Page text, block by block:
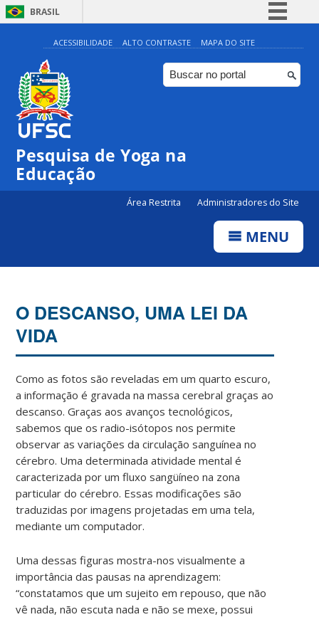
BRASIL
Simplifique!
Comunica BR
Participe
ACESSIBILIDADE ALTO CONTRASTE MAPA DO SITE
Pesquisa de Yoga na
Educação
Área Restrita Administradores do Site
MENU
O DESCANSO, UMA LEI DA
VIDA
Como as fotos são reveladas em um quarto escuro,
a informação é gravada na massa cerebral graças ao
descanso. Graças aos avanços tecnológicos,
sabemos que os radio-isótopos nos permite
observar as variações da circulação sanguínea no
cérebro. Uma determinada atividade mental é
caracterizada por um fluxo sangüíneo na zona
particular do cérebro. Essas modificações são
traduzidas por imagens projetadas em uma tela,
mediante um computador.
Uma dessas figuras mostra-nos visualmente a
importância das pausas na aprendizagem:
“constatamos que um sujeito em repouso, que não
vê nada, não escuta nada e não se mexe, possui